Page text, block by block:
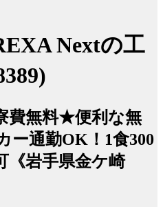
Nextの工
費無料★便利な無
ー通勤OK！1食300
《岩手県金ケ崎